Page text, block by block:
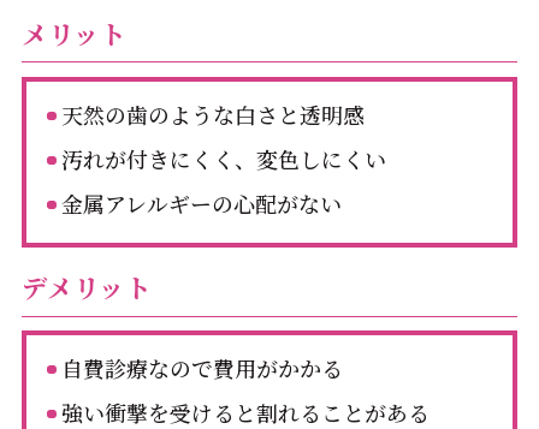
メリット
天然の歯のような白さと透明感
汚れが付きにくく、変色しにくい
金属アレルギーの心配がない
デメリット
自費診療なので費用がかかる
強い衝撃を受けると割れることがある